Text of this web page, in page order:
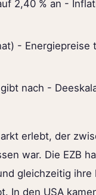
2,40 % an -
-
nach -
erlebt, der
war. Die EZB
gleichzeitig
In den USA